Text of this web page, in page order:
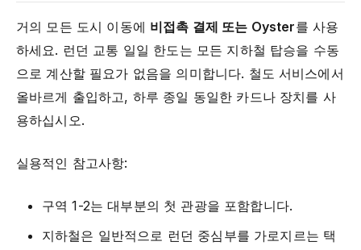
거의 모든 도시 이동에 비접촉 결제 또는 Oyster를 사용
하세요. 런던 교통 일일 한도는 모든 지하철 탑승을 수동
으로 계산할 필요가 없음을 의미합니다. 철도 서비스에서
올바르게 출입하고, 하루 종일 동일한 카드나 장치를 사
용하십시오.
실용적인 참고사항:
구역 1-2는 대부분의 첫 관광을 포함합니다.
지하철은 일반적으로 런던 중심부를 가로지르는 택